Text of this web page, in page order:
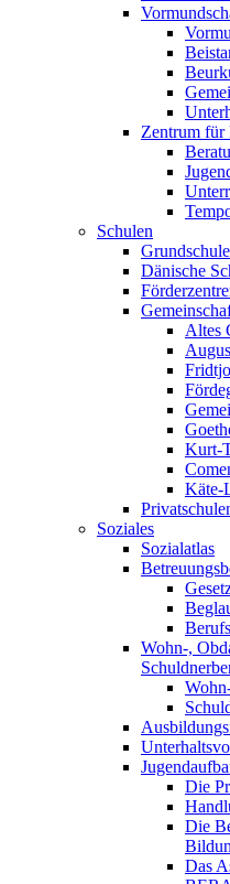
Zentrum für
Schulen
Dänische
Altes
Kurt-
Käte-
Soziales
Sozialatlas
Wohn-,
Die
Die
Das